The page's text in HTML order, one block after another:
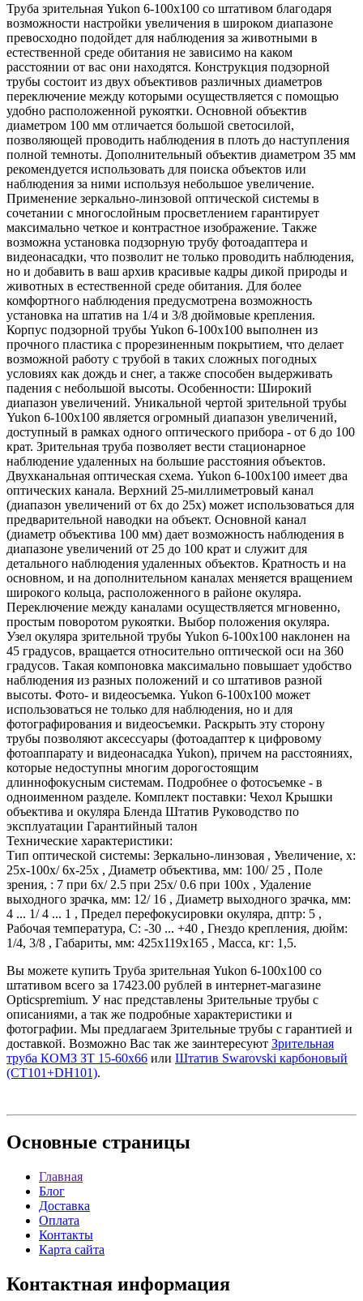
Труба зрительная Yukon 6-100x100 со штативом благодаря
возможности настройки увеличения в широком диапазоне
превосходно подойдет для наблюдения за животными в
естественной среде обитания не зависимо на каком
расстоянии от вас они находятся. Конструкция подзорной
трубы состоит из двух объективов различных диаметров
переключение между которыми осуществляется с помощью
удобно расположенной рукоятки. Основной объектив
диаметром 100 мм отличается большой светосилой,
позволяющей проводить наблюдения в плоть до наступления
полной темноты. Дополнительный объектив диаметром 35 мм
рекомендуется использовать для поиска объектов или
наблюдения за ними используя небольшое увеличение.
Применение зеркально-линзовой оптической системы в
сочетании с многослойным просветлением гарантирует
максимально четкое и контрастное изображение. Также
возможна установка подзорную трубу фотоадаптера и
видеонасадки, что позволит не только проводить наблюдения,
но и добавить в ваш архив красивые кадры дикой природы и
животных в естественной среде обитания. Для более
комфортного наблюдения предусмотрена возможность
установка на штатив на 1/4 и 3/8 дюймовые крепления.
Корпус подзорной трубы Yukon 6-100x100 выполнен из
прочного пластика с прорезиненным покрытием, что делает
возможной работу с трубой в таких сложных погодных
условиях как дождь и снег, а также способен выдерживать
падения с небольшой высоты. Особенности: Широкий
диапазон увеличений. Уникальной чертой зрительной трубы
Yukon 6-100x100 является огромный диапазон увеличений,
доступный в рамках одного оптического прибора - от 6 до 100
крат. Зрительная труба позволяет вести стационарное
наблюдение удаленных на большие расстояния объектов.
Двухканальная оптическая схема. Yukon 6-100х100 имеет два
оптических канала. Верхний 25-миллиметровый канал
(диапазон увеличений от 6х до 25х) может использоваться для
предварительной наводки на объект. Основной канал
(диаметр объектива 100 мм) дает возможность наблюдения в
диапазоне увеличений от 25 до 100 крат и служит для
детального наблюдения удаленных объектов. Кратность и на
основном, и на дополнительном каналах меняется вращением
широкого кольца, расположенного в районе окуляра.
Переключение между каналами осуществляется мгновенно,
простым поворотом рукоятки. Выбор положения окуляра.
Узел окуляра зрительной трубы Yukon 6-100x100 наклонен на
45 градусов, вращается относительно оптической оси на 360
градусов. Такая компоновка максимально повышает удобство
наблюдения из разных положений и со штативов разной
высоты. Фото- и видеосъемка. Yukon 6-100x100 может
использоваться не только для наблюдения, но и для
фотографирования и видеосъемки. Раскрыть эту сторону
трубы позволяют аксессуары (фотоадаптер к цифровому
фотоаппарату и видеонасадка Yukon), причем на расстояниях,
которые недоступны многим дорогостоящим
длиннофокусным системам. Подробнее о фотосъемке - в
одноименном разделе. Комплект поставки: Чехол Крышки
объектива и окуляра Бленда Штатив Руководство по
эксплуатации Гарантийный талон
Технические характеристики:
Тип оптической системы: Зеркально-линзовая , Увеличение, х:
25x-100x/ 6x-25x , Диаметр объектива, мм: 100/ 25 , Поле
зрения, : 7 при 6x/ 2.5 при 25x/ 0.6 при 100x , Удаление
выходного зрачка, мм: 12/ 16 , Диаметр выходного зрачка, мм:
4 ... 1/ 4 ... 1 , Предел перефокусировки окуляра, дптр: 5 ,
Рабочая температура, C: -30 ... +40 , Гнездо крепления, дюйм:
1/4, 3/8 , Габариты, мм: 425x119x165 , Масса, кг: 1,5.
Вы можете купить Труба зрительная Yukon 6-100x100 со
штативом всего за 17423.00 рублей в интернет-магазине
Opticspremium. У нас представлены Зрительные трубы с
описаниями, а так же подробные характеристики и
фотографии. Мы предлагаем Зрительные трубы с гарантией и
доставкой. Возможно Вас так же заинтересуют Зрительная
труба КОМЗ ЗТ 15-60х66 или Штатив Swarovski карбоновый
(CT101+DH101).
Основные страницы
Главная
Блог
Доставка
Оплата
Контакты
Карта сайта
Контактная информация